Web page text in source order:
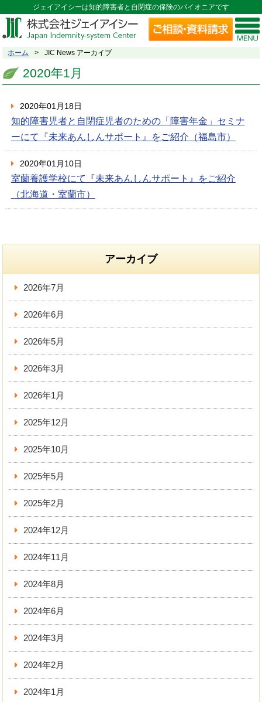
ジェイアイシーは知的障害者と自閉症の保険のパイオニアです
ホーム JIC News アーカイブ
2020年1月
2020年01月18日
知的障害児者と自閉症児者のための「障害年金」セミナ
ーにて『未来あんしんサポート』をご紹介（福島市）
2020年01月10日
室蘭養護学校にて『未来あんしんサポート』をご紹介
（北海道・室蘭市）
アーカイブ
2026年7月
2026年6月
2026年5月
2026年3月
2026年1月
2025年12月
2025年10月
2025年5月
2025年2月
2024年12月
2024年11月
2024年8月
2024年6月
2024年3月
2024年2月
2024年1月